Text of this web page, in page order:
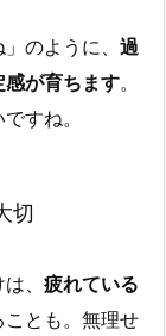
のように、 過
が育ちます。
すね。
切
、 疲れている
ことも。無理せ